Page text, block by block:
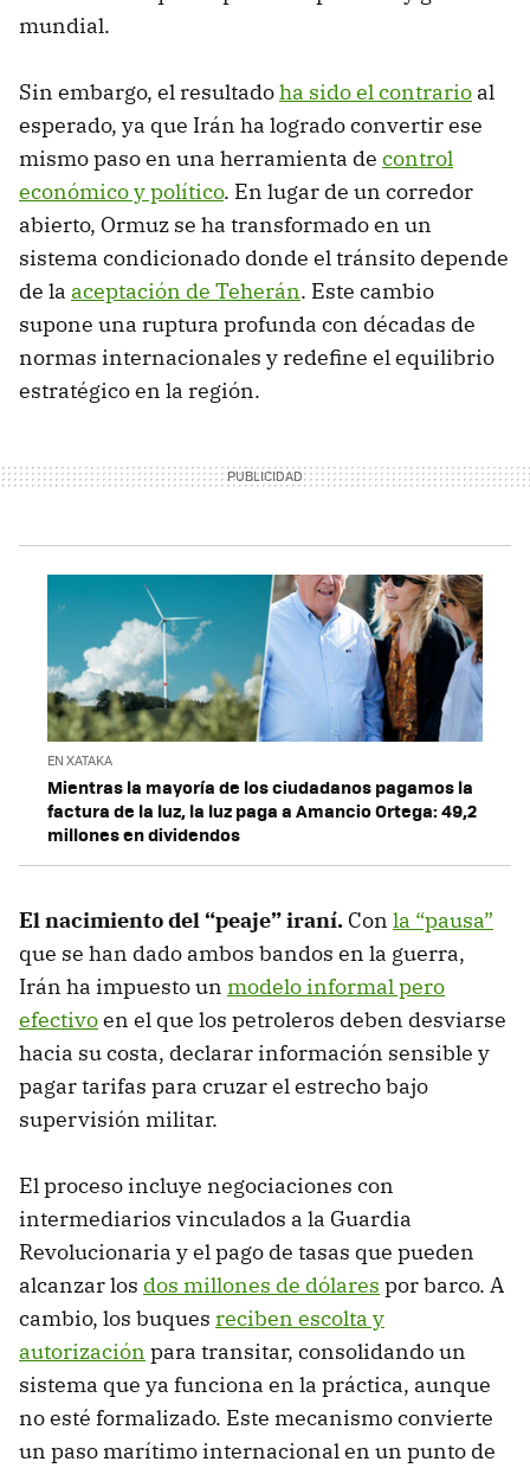
mundial.
Sin embargo, el resultadoha sido el contrario al
esperado, ya que Irán ha logrado convertir ese
mismo paso en una herramienta de control
económico y político. En lugar de un corredor
abierto, Ormuz se ha transformado en un
sistema condicionado donde el tránsito depende
de la aceptación de Teherán. Este cambio
supone una ruptura profunda con décadas de
normas internacionales y redefine el equilibrio
estratégico en la región.
EN XATAKA
Mientras la mayoría de los ciudadanos pagamos la
factura de la luz, la luz paga a Amancio Ortega: 49,2
millones en dividendos
El nacimiento del “peaje” iraní. Con la “pausa”
que se han dado ambos bandos en la guerra,
Irán ha impuesto un modelo informal pero
efectivoen el que los petroleros deben desviarse
hacia su costa, declarar información sensible y
pagar tarifas para cruzar el estrecho bajo
supervisión militar.
El proceso incluye negociaciones con
intermediarios vinculados a la Guardia
Revolucionaria y el pago de tasas que pueden
alcanzar los dos millones de dólares por barco. A
cambio, los buques reciben escolta y
autorización para transitar, consolidando un
sistema que ya funciona en la práctica, aunque
no esté formalizado. Este mecanismo convierte
un paso marítimo internacional en un punto de